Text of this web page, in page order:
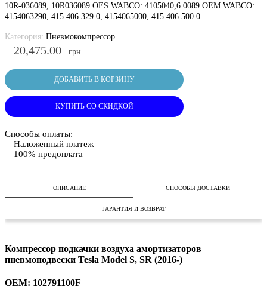
10R-036089, 10R036089 OES WABCO: 4105040,6.0089 OEM WABCO:
4154063290, 415.406.329.0, 4154065000, 415.406.500.0
Категория: Пневмокомпрессор
20,475.00 грн
ДОБАВИТЬ В КОРЗИНУ
КУПИТЬ СО СКИДКОЙ
Способы оплаты:
Наложенный платеж
100% предоплата
ОПИСАНИЕ СПОСОБЫ ДОСТАВКИ
ГАРАНТИЯ И ВОЗВРАТ
Компрессор подкачки воздуха амортизаторов
пневмоподвески Tesla Model S, SR (2016-)
OEM: 102791100F